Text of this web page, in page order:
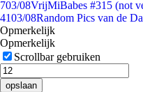
703/08VrijMiBabes #315 (not
4103/08Random Pics van de
Opmerkelijk
Opmerkelijk
Scrollbar gebruiken
opslaan